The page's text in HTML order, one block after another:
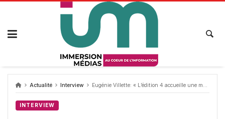
Passer
Actualité Interview Eugénie Villette: « L’édition 4 accueille une marraine pour la promotion; Katy Lena Ndiaye »
INTERVIEW